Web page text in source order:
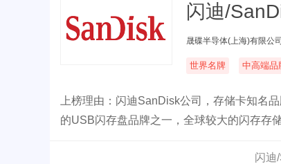
闪迪/
晟碟半导体(上海)有限公司
世界名牌 中高端品
上榜理由：闪迪SanDisk公司，存储卡知名
的USB闪存盘品牌之一，全球较大的闪存存
闪迪